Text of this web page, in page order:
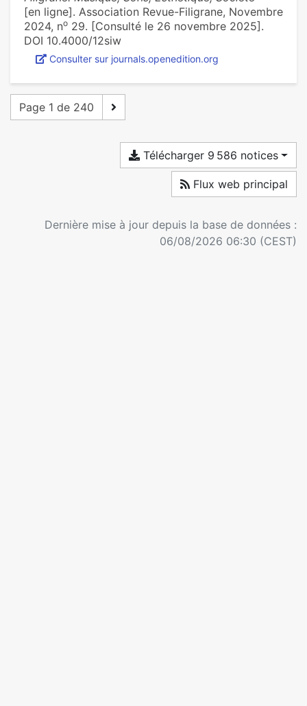
[en ligne]. Association Revue-Filigrane, Novembre
2024, no 29. [Consulté le 26 novembre 2025].
DOI 10.4000/12siw
Consulter sur journals.openedition.org
Page 1 de 240
Télécharger 9 586 notices
Flux web principal
Dernière mise à jour depuis la base de données :
06/08/2026 06:30 (CEST)